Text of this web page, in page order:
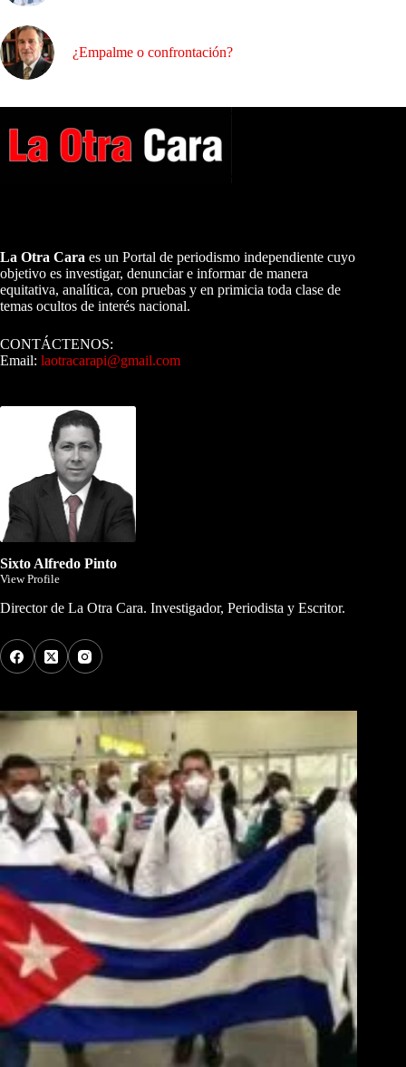
¿Empalme o confrontación?
La Otra Cara es un Portal de periodismo independiente cuyo
objetivo es investigar, denunciar e informar de manera
equitativa, analítica, con pruebas y en primicia toda clase de
temas ocultos de interés nacional.
CONTÁCTENOS:
Email: laotracarapi@gmail.com
Sixto Alfredo Pinto
View Profile
Director de La Otra Cara. Investigador, Periodista y Escritor.